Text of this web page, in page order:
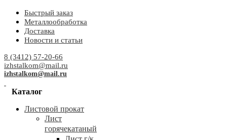
Быстрый заказ
Металлообработка
Доставка
Новости и статьи
8 (3412) 57-20-66
izhstalkom@mail.ru
izhstalkom@mail.ru
Каталог
Листовой прокат
Лист
горячекатаный